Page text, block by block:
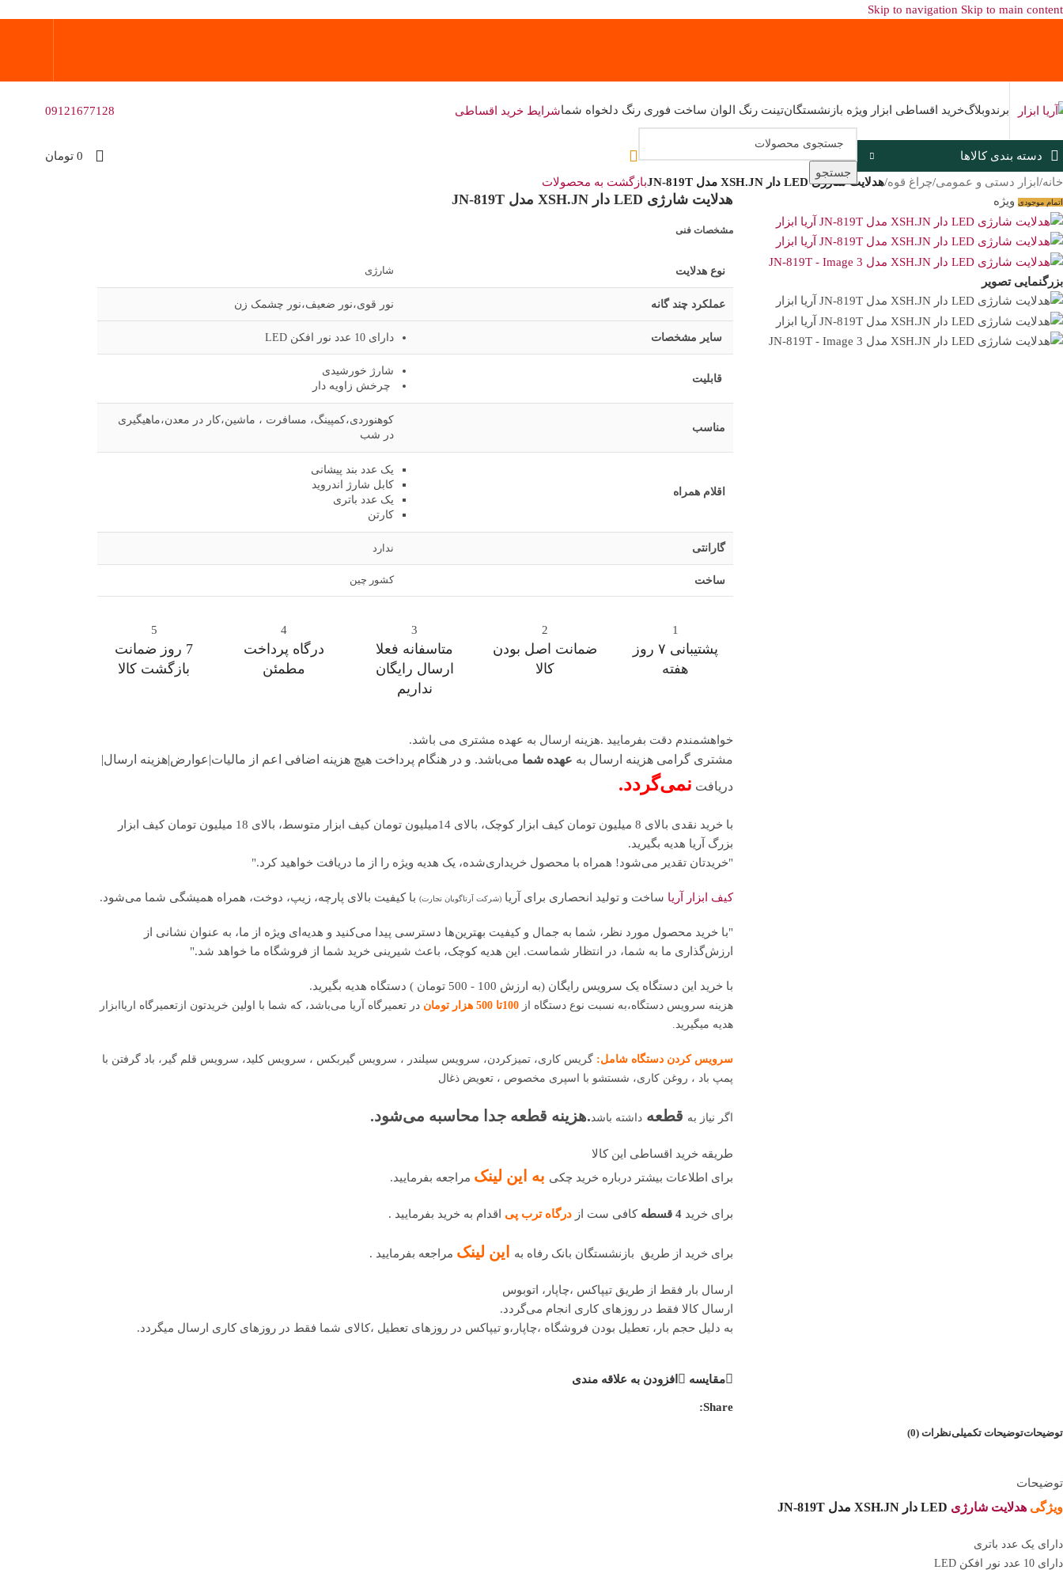
Skip to navigation Skip to main content
برندوبلاگخرید اقساطی ابزار ویژه بازنشستگانتینت رنگ الوان ساخت فوری رنگ دلخواه شماشرایط خرید اقساطی 09121677128
دسته بندی کالاها
جستجو
0 تومان
خانه/ ابزار دستی و عمومی/چراغ قوه/هدلایت شارژی LED دار XSH.JN مدل JN-819T بازگشت به محصولات
اتمام موجودی ویژه
بزرگنمایی تصویر
هدلایت شارژی LED دار XSH.JN مدل JN-819T
مشخصات فنی
نوع هدلایت شارژی
عملکرد چند گانه نور قوی،نور ضعیف،نور چشمک زن
سایر مشخصات دارای 10 عدد نور افکن LED
قابلیت
شارژ خورشیدی
چرخش زاویه دار
مناسب
کوهنوردی،کمپینگ، مسافرت ، ماشین،کار در معدن،ماهیگیری
در شب
اقلام همراه
یک عدد بند پیشانی
کابل شارژ اندروید
یک عدد باتری
کارتن
گارانتی ندارد
ساخت کشور چین
1
پشتیبانی ۷ روز
ﻫﻔﺘﻪ
2
ﺿﻤﺎﻧﺖ اﺻﻞ ﺑﻮدن
ﮐﺎﻟﺎ
3
متاسفانه فعلا
ارسال رایگان
نداریم
4
درگاه پرداخت
مطمئن
5
7 روز ضمانت
بازگشت کالا
خواهشمندم دقت بفرمایید .هزینه ارسال به عهده مشتری می باشد.
مشتری گرامی هزینه ارسال به عهده شما می‌باشد. و در هنگام پرداخت هیچ هزینه اضافی اعم از مالیات|عوارض|هزینه ارسال|
دریافت نمی‌گردد.
با خرید نقدی بالای 8 میلیون تومان کیف ابزار کوچک، بالای 14میلیون تومان کیف ابزار متوسط، بالای 18 میلیون تومان کیف ابزار
بزرگ آریا هدیه بگیرید.
"خریدتان تقدیر می‌شود! همراه با محصول خریداری‌شده، یک هدیه ویژه را از ما دریافت خواهید کرد."
کیف ابزار آریا ساخت و تولید انحصاری برای آریا(شرکت آرتاگویان تجارت) با کیفیت بالای پارچه، زیپ، دوخت، همراه همیشگی شما می‌شود.
"با خرید محصول مورد نظر، شما به جمال و کیفیت بهترین‌ها دسترسی پیدا می‌کنید و هدیه‌ای ویژه از ما، به عنوان نشانی از
ارزش‌گذاری ما به شما، در انتظار شماست. این هدیه کوچک، باعث شیرینی خرید شما از فروشگاه ما خواهد شد."
با خرید این دستگاه یک سرویس رایگان (به ارزش 100 - 500 تومان ) دستگاه هدیه بگیرید.
هزینه سرویس دستگاه،به نسبت نوع دستگاه از 100تا 500 هزار تومان
در تعمیرگاه آریا می‌باشد، که شما با اولین خریدتون ازتعمیرگاه اریاابزار
هدیه میگیرید.
سرویس کردن دستگاه شامل: گریس کاری، تمیزکردن، سرویس سیلندر ، سرویس گیربکس ، سرویس کلید، سرویس قلم گیر، باد گرفتن با
پمپ باد ، روغن کاری، شستشو با اسپری مخصوص ، تعویض ذغال
اگر نیاز به قطعهداشته باشد.هزینه قطعه جدا محاسبه می‌شود.
طریقه خرید اقساطی این کالا
برای اطلاعات بیشتر درباره خرید چکی به این لینک مراجعه بفرمایید.
برای خرید 4 قسطه کافی ست ازدرگاه ترب پی اقدام به خرید بفرمایید .
برای خرید از طریق بازنشستگان بانک رفاه به این لینک مراجعه بفرمایید .
ارسال بار فقط از طریق تیپاکس ،چاپار، اتوبوس
ارسال کالا فقط در روزهای کاری انجام می‌گردد.
به دلیل حجم بار، تعطیل بودن فروشگاه ،چاپار،و تیپاکس در روزهای تعطیل ،کالای شما فقط در روزهای کاری ارسال میگردد.
مقایسه افزودن به علاقه مندی
Share:
توضیحاتتوضیحات تکمیلینظرات (0)
توضیحات
ویژگی هدلایت شارژی
دارای یک عدد باتری
دارای 10 عدد نور افکن LED